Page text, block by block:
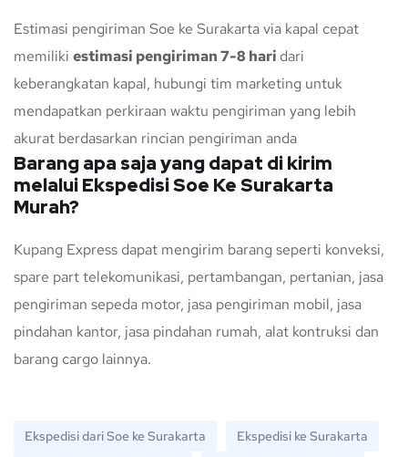
Estimasi pengiriman Soe ke Surakarta via kapal cepat
memiliki estimasi pengiriman 7-8 hari dari
keberangkatan kapal, hubungi tim marketing untuk
mendapatkan perkiraan waktu pengiriman yang lebih
akurat berdasarkan rincian pengiriman anda
Barang apa saja yang dapat di kirim
melalui Ekspedisi Soe Ke Surakarta
Murah?
Kupang Express dapat mengirim barang seperti konveksi,
spare part telekomunikasi, pertambangan, pertanian, jasa
pengiriman sepeda motor, jasa pengiriman mobil, jasa
pindahan kantor, jasa pindahan rumah, alat kontruksi dan
barang cargo lainnya.
Ekspedisi dari Soe ke Surakarta
Ekspedisi ke Surakarta